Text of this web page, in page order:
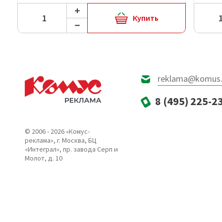
Купить
© 2006 - 2026 «Комус-
реклама», г. Москва, БЦ
«Интеграл», пр. завода Серп и
Молот, д. 10
8 (495) 225-